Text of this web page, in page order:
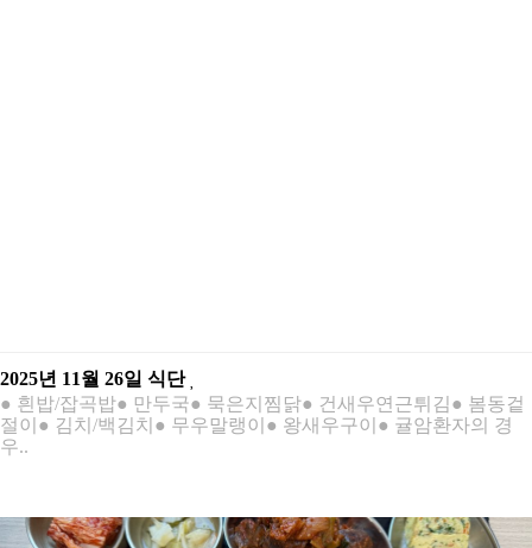
2025년 11월 26일 식단
● 흰밥/잡곡밥● 만두국● 묵은지찜닭● 건새우연근튀김● 봄동겉
절이● 김치/백김치● 무우말랭이● 왕새우구이● 귤암환자의 경
우..